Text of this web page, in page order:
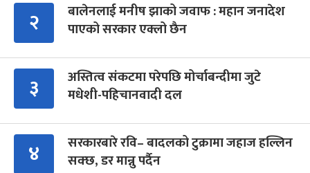
२
बालेनलाई मनीष झाको जवाफ : महान जनादेश
पाएको सरकार एक्लो छैन
३
अस्तित्व संकटमा परेपछि मोर्चाबन्दीमा जुटे
मधेशी-पहिचानवादी दल
४
सरकारबारे रवि– बादलको टुक्रामा जहाज हल्लिन
सक्छ, डर मान्नु पर्दैन